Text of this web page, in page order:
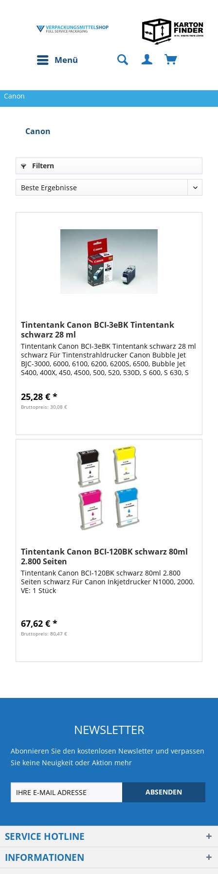
Menü
Canon
Canon
Filtern
Tintentank Canon BCI-3eBK Tintentank
schwarz 28 ml
Tintentank Canon BCI-3eBK Tintentank schwarz 28 ml
schwarz Für Tintenstrahldrucker Canon Bubble Jet
BJC-3000, 6000, 6100, 6200, 6200S, 6500, Bubble Jet
S400, 400X, 450, 4500, 500, 520, 530D, S 600, S 630, S
25,28 € *
Bruttopreis: 30,08 €
Tintentank Canon BCI-120BK schwarz 80ml
2.800 Seiten
Tintentank Canon BCI-120BK schwarz 80ml 2.800
Seiten schwarz Für Canon Inkjetdrucker N1000, 2000.
VE: 1 Stück
67,62 € *
Bruttopreis: 80,47 €
NEWSLETTER
Abonnieren Sie den kostenlosen Newsletter und verpassen
Sie keine Neuigkeit oder Aktion mehr
ABSENDEN
SERVICE HOTLINE
INFORMATIONEN